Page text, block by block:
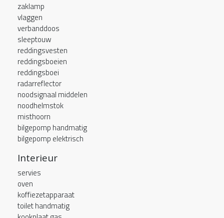
zaklamp
vlaggen
verbanddoos
sleeptouw
reddingsvesten
reddingsboeien
reddingsboei
radarreflector
noodsignaal middelen
noodhelmstok
misthoorn
bilgepomp handmatig
bilgepomp elektrisch
Interieur
servies
oven
koffiezetapparaat
toilet handmatig